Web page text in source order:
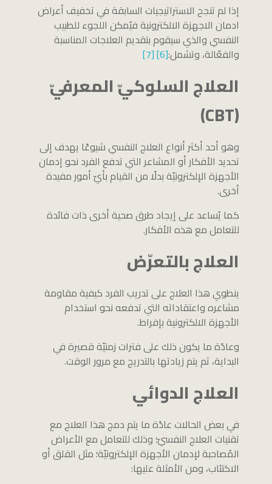
إذا لم تنجح الاستراتيجيات السابقة في تخفيف أعراض
ادمان الاجهزة الالكترونية فيُمكن اللجوء للطبيب
النفسي والذي سيقوم بتقديم العلاجات المناسبة
والفعّالة، وتشمل:[6]
[7]
العلاج السلوكيّ المعرفيّ
(CBT)
وهو أحد أكثر أنواع العلاج النفسي شيوعًا يهدف إلى
تحديد الأفكار أو المشاعر التي تدفع الفرد نحو إدمان
الأجهزة الإلكترونيّة بدلًا من القيام بأيّ أمور مفيدة
أخرى.
كما يُساعد على إيجاد طرق صحية أخرى ذات فائدة
للتعامل مع هذه الأفكار.
العلاج بالتعرّض
ينطوي هذا العلاج على تدريب الفرد كيفية مقاومة
مشاعره واعتقاداته التي تدفعه نحو استخدام
الأجهزة الالكترونية بإفراط.
وعادًة ما يكون ذلك على فترات زمنيّة قصيرة في
البداية، ثم يتم زيادتها بالتدريج مع مرور الوقت.
العلاج الدوائي
في بعض الحالات عادًة ما يتم دمج هذا العلاج مع
تقنيات العلاج النفسيّ؛ وذلك للتعامل مع الأعراض
المُصاحبة لإدمان الأجهزة الإلكترونيّة؛ مثل القلق أو
الاكتئاب، ومن الأمثلة عليها: